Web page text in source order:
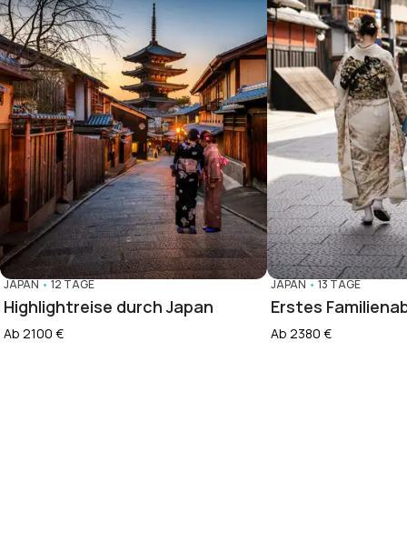
JAPAN•12 TAGE
Highlightreise durch Japan
Ab 2100 €
JAPAN•13 TAGE
Erstes
Ab 2380 €